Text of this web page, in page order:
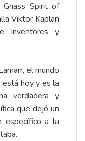
Gnass Spirit of
Viktor Kaplan
Inventores y
el mundo
hoy y es la
verdadera y
que dejó un
específico a la